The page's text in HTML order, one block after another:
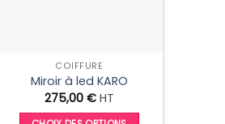
COIFFURE
Miroir à led KARO
275,00 €HT